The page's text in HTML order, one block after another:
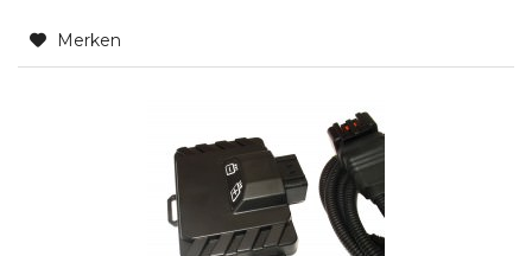
Merken